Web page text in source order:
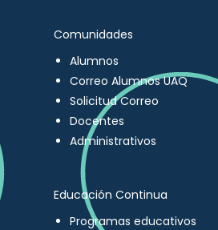
Comunidades
Alumnos
Correo Alumnos UAQ
Solicitud Correo
Docentes
Administrativos
Educación Continua
Programas educativos